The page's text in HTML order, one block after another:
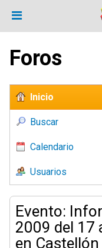
Foros
Inicio
Buscar
Calendario
Usuarios
Evento:
2009 del 17
en Castellón